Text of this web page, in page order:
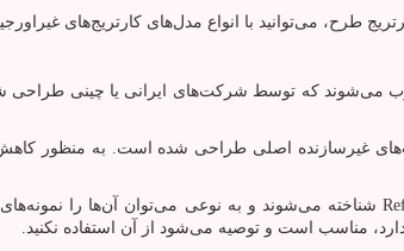
طرح، می‌توانید با انواع مدل‌های کارتریج‌های
می‌شوند که توسط شرکت‌های ایرانی یا چینی طراحی
غیرسازنده اصلی طراحی شده است. به منظور
شناخته می‌شوند و به نوعی می‌توان آن‌ها را
مناسب است و توصیه می‌شود از آن استفاده نکنید.